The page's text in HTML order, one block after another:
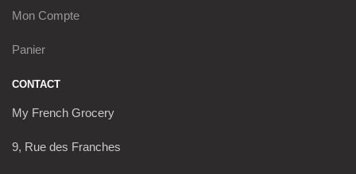
Mon Compte
Panier
CONTACT
My French Grocery
9, Rue des Franches